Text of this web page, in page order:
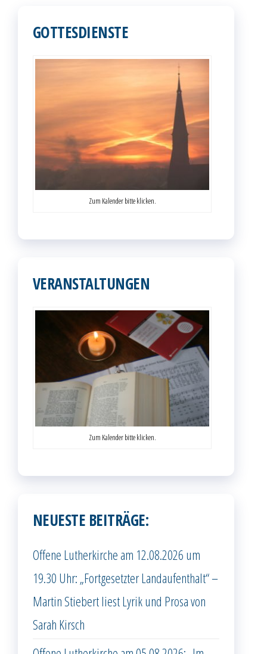
GOTTESDIENSTE
Zum Kalender bitte klicken.
VERANSTALTUNGEN
Zum Kalender bitte klicken.
NEUESTE BEITRÄGE:
Offene Lutherkirche am 12.08.2026 um
19.30 Uhr: „Fortgesetzter Landaufenthalt“ –
Martin Stiebert liest Lyrik und Prosa von
Sarah Kirsch